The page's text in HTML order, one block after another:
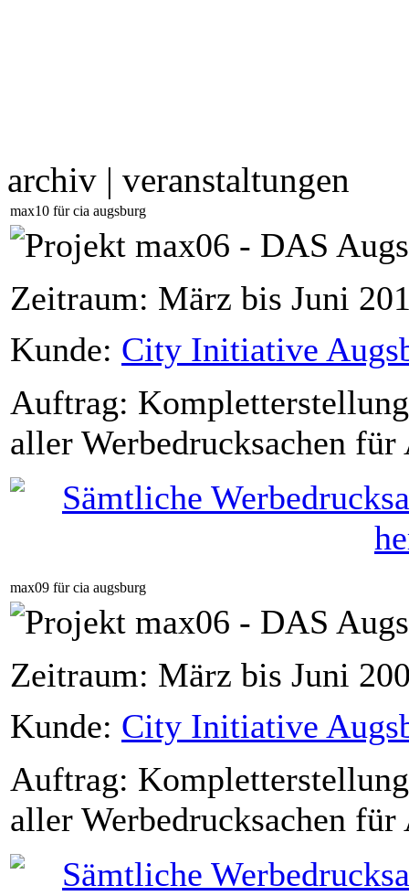
archiv | veranstaltungen
max10 für cia augsburg
Zeitraum: März bis Juni
Kunde: City Initiative
Auftrag:
aller Werbedrucksachen
max09 für cia augsburg
Zeitraum: März bis Juni
Kunde: City Initiative
Auftrag:
aller Werbedrucksachen